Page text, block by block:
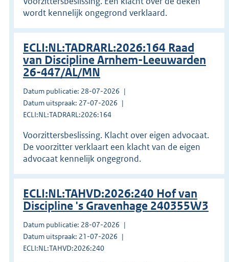
wordt kennelijk ongegrond verklaard.
ECLI:NL:TADRARL:2026:164 Raad
van Discipline Arnhem-Leeuwarden
26-447/AL/MN
Datum publicatie: 28-07-2026
Datum uitspraak: 27-07-2026
ECLI:NL:TADRARL:2026:164
Voorzittersbeslissing. Klacht over eigen advocaat.
De voorzitter verklaart een klacht van de eigen
advocaat kennelijk ongegrond.
ECLI:NL:TAHVD:2026:240 Hof van
Discipline 's Gravenhage 240355W3
Datum publicatie: 28-07-2026
Datum uitspraak: 21-07-2026
ECLI:NL:TAHVD:2026:240